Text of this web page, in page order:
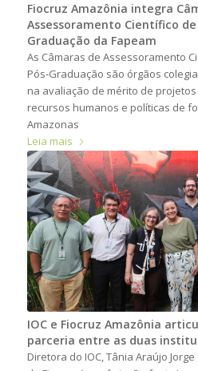
Fiocruz Amazônia integra
Assessoramento Científico de
Graduação da Fapeam
As Câmaras de Assessoramento
Pós-Graduação são órgãos
na avaliação de mérito de
recursos humanos e políticas de
Amazonas
Leia mais
IOC e Fiocruz Amazônia
parceria entre as duas
Diretora do IOC, Tânia Araújo